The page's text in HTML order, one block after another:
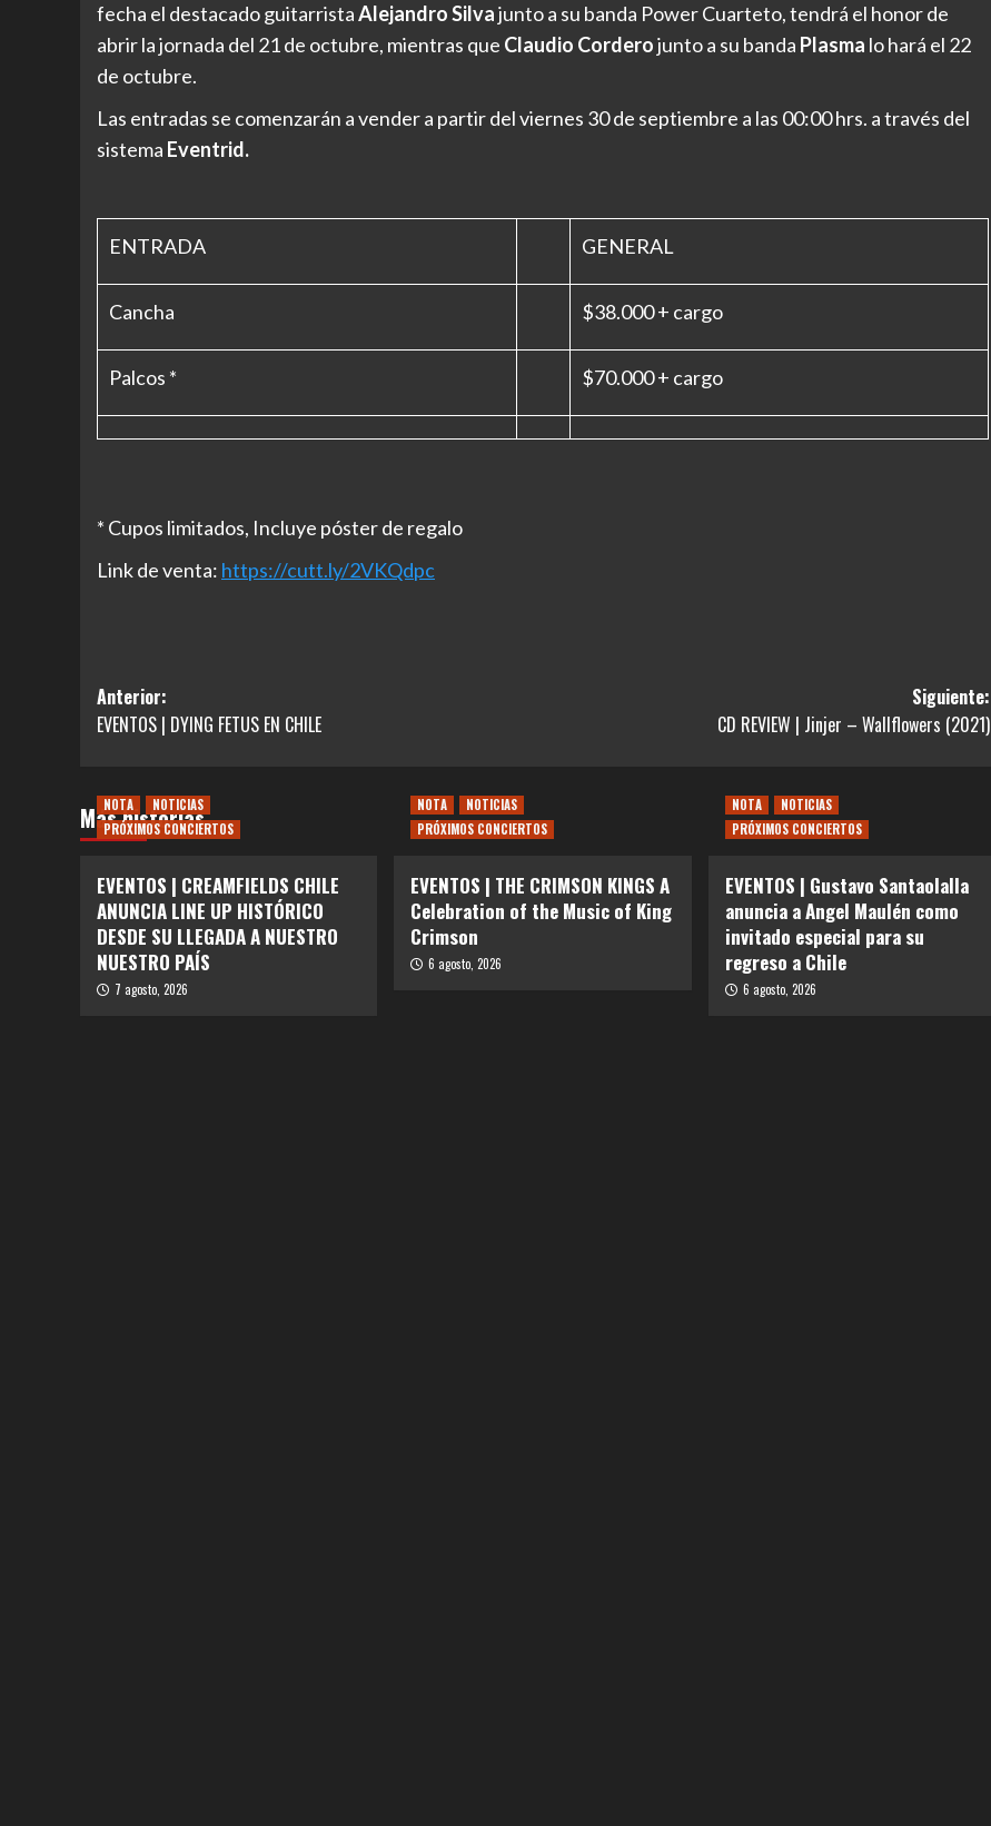
fecha el destacado guitarristaAlejandro Silvajunto a su banda Power Cuarteto, tendrá el honor de
abrir la jornada del 21 de octubre, mientras que Claudio Corderojunto a su banda Plasma lo hará el 22
de octubre.
Las entradas se comenzarán a vender a partir del viernes 30 de septiembre a las 00:00 hrs. a través del
sistema Eventrid.
ENTRADA GENERAL
Cancha $38.000 + cargo
Palcos * $70.000 + cargo
* Cupos limitados, Incluye póster de regalo
Link de venta: https://cutt.ly/2VKQdpc
Navegación
de
Anterior:
EVENTOS | DYING FETUS EN CHILE
Siguiente:
CD REVIEW | Jinjer – Wallflowers (2021)
Más historias
NOTA
NOTICIAS
PRÓXIMOS CONCIERTOS
EVENTOS | CREAMFIELDS CHILE
ANUNCIA LINE UP HISTÓRICO
DESDE SU LLEGADA A NUESTRO
NUESTRO PAÍS
7 agosto, 2026
NOTA
NOTICIAS
PRÓXIMOS CONCIERTOS
EVENTOS | THE CRIMSON KINGS A
Celebration of the Music of King
Crimson
6 agosto, 2026
NOTA
NOTICIAS
PRÓXIMOS CONCIERTOS
EVENTOS | Gustavo Santaolalla
anuncia a Angel Maulén como
invitado especial para su
regreso a Chile
6 agosto, 2026